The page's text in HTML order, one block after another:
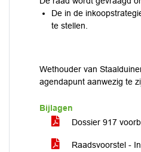
De in de
te stellen.
Wethouder van
agendapunt aanwezig te
Bijlagen
Dossier 917
Raadsvoorstel -